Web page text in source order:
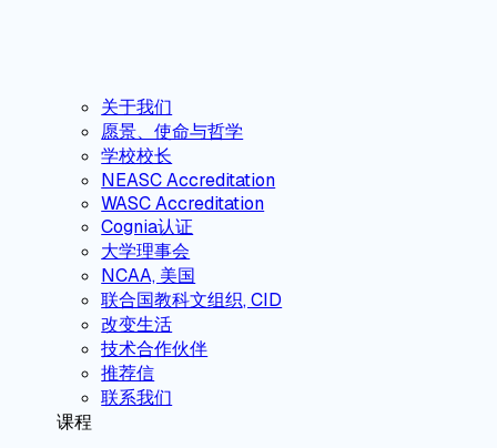
关于我们
愿景、使命与哲学
学校校长
NEASC Accreditation
WASC Accreditation
Cognia认证
大学理事会
NCAA, 美国
联合国教科文组织, CID
改变生活
技术合作伙伴
推荐信
联系我们
课程